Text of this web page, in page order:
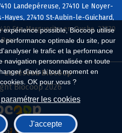
possible, Biocoop utilise
performance optimale du site, pour
le trafic et la performance
navigation personnalisée en toute
d'avis à tout moment en
OK pour vous ?
les cookies
J'accepte
Landepéreuse, 27410 Le Noyer-
27410 St-Aubin-le-Guichard,
Ste-Marguerite-en-Ouche, 27330
Barc
Le réseau Biocoop
Biocoop 2026